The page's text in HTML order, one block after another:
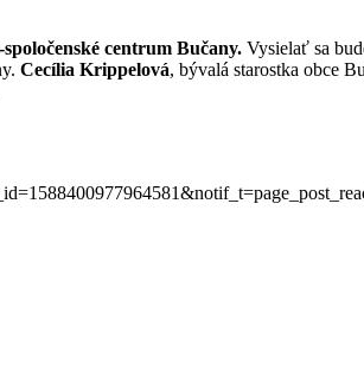
centrum Bučany. Vysielať sa
Cecília Krippelová, bývalá starostka obce